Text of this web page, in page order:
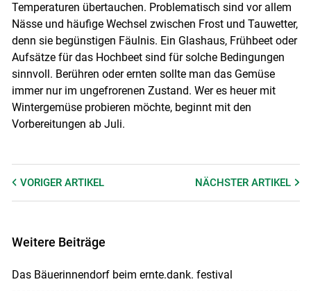
Temperaturen übertauchen. Problematisch sind vor allem
Nässe und häufige Wechsel zwischen Frost und Tauwetter,
denn sie begünstigen Fäulnis. Ein Glashaus, Frühbeet oder
Aufsätze für das Hochbeet sind für solche Bedingungen
sinnvoll. Berühren oder ernten sollte man das Gemüse
immer nur im ungefrorenen Zustand. Wer es heuer mit
Wintergemüse probieren möchte, beginnt mit den
Vorbereitungen ab Juli.
VORIGER ARTIKEL NÄCHSTERARTIKEL
Weitere Beiträge
Das Bäuerinnendorf beim ernte.dank. festival